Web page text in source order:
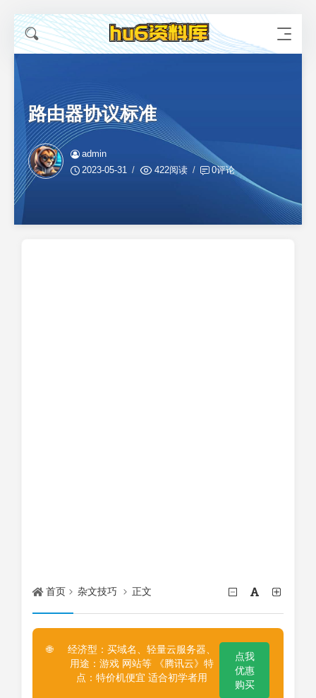
路由器协议标准
admin
2023-05-31
422阅读 0评论
首页 杂文技巧 正文
🌐
经济型：买域名、轻量云服务器、
用途：游戏 网站等 《腾讯云》特
点：特价机便宜 适合初学者用
点我
优惠
购买